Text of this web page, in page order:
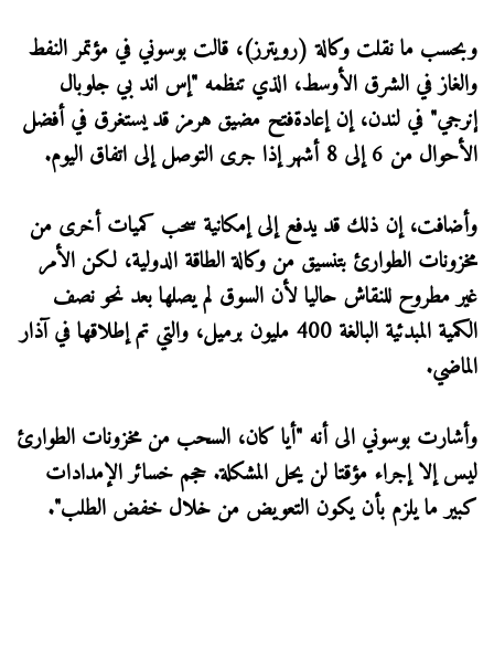
وبحسب ما نقلت وكالة (رويترز)، قالت بوسوني في ​مؤتمر النفط
والغاز في الشرق الأوسط، الذي تنظمه "إس اند بي جلوبال
إنرجي" في لندن، إن إعادة​فتح مضيق هرمز قد يستغرق في أفضل
​الأحوال من 6 إلى 8 أشهر إذا جرى التوصل ‌إلى ⁠اتفاق اليوم.
وأضافت، إن ذلك قد يدفع إلى إمكانية سحب كميات أخرى من
مخزونات الطوارئ بتنسيق من وكالة الطاقة الدولية، لكن الأمر ​
غير مطروح ​للنقاش حاليا ⁠لأن السوق لم يصلها بعد نحو نصف
الكمية المبدئية البالغة ​400 مليون برميل، والتي تم إطلاقها ​⁠في آذار
الماضي.
وأشارت بوسوني الى أنه "أيا كان، السحب من مخزونات الطوارئ
ليس إلا إجراء مؤقتا لن يحل المشكلة. ⁠حجم ​خسائر الإمدادات
كبير ما ​يلزم بأن يكون التعويض من خلال خفض الطلب".